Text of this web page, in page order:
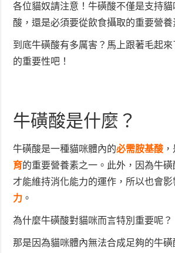
各位貓奴請注意！牛磺酸不僅是支持
酸，還是必須要從飲食攝取的重要營養
到底牛磺酸有多厲害？馬上跟著毛起
的重要性吧！
牛磺酸是什麼？
牛磺酸是一種貓咪體內的必需胺基酸
育的重要營養素之一。此外，因為牛
才能維持消化能力的運作，所以也會影
力 。
為什麼牛磺酸對貓咪而言特別重要呢？
那是因為貓咪體內無法合成足夠的牛磺